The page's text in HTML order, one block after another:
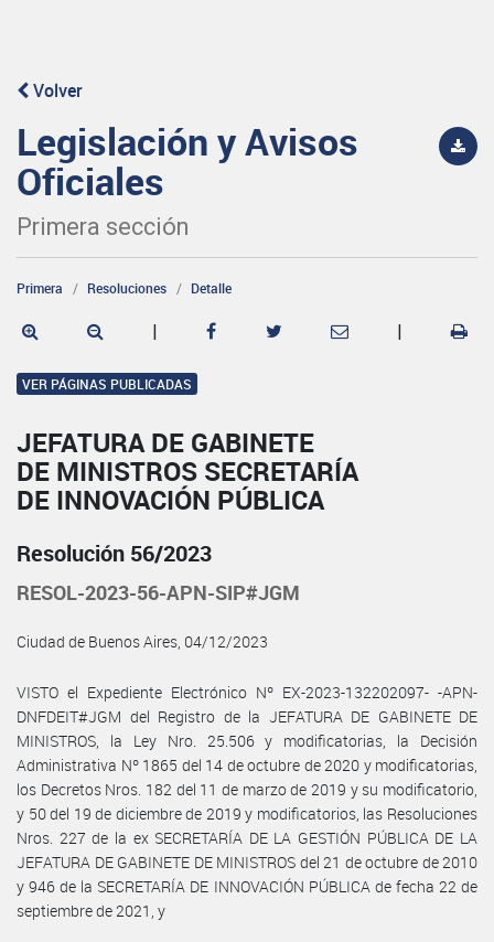
Volver
Legislación y Avisos
Oficiales
Primera sección
Primera Resoluciones Detalle
| |
VER PÁGINAS PUBLICADAS
JEFATURA DE GABINETE
DE MINISTROS SECRETARÍA
DE INNOVACIÓN PÚBLICA
Resolución 56/2023
RESOL-2023-56-APN-SIP#JGM
Ciudad de Buenos Aires, 04/12/2023
VISTO el Expediente Electrónico Nº EX-2023-132202097- -APN-
DNFDEIT#JGM del Registro de la JEFATURA DE GABINETE DE
MINISTROS, la Ley Nro. 25.506 y modificatorias, la Decisión
Administrativa Nº 1865 del 14 de octubre de 2020 y modificatorias,
los Decretos Nros. 182 del 11 de marzo de 2019 y su modificatorio,
y 50 del 19 de diciembre de 2019 y modificatorios, las Resoluciones
Nros. 227 de la ex SECRETARÍA DE LA GESTIÓN PÚBLICA DE LA
JEFATURA DE GABINETE DE MINISTROS del 21 de octubre de 2010
y 946 de la SECRETARÍA DE INNOVACIÓN PÚBLICA de fecha 22 de
septiembre de 2021, y